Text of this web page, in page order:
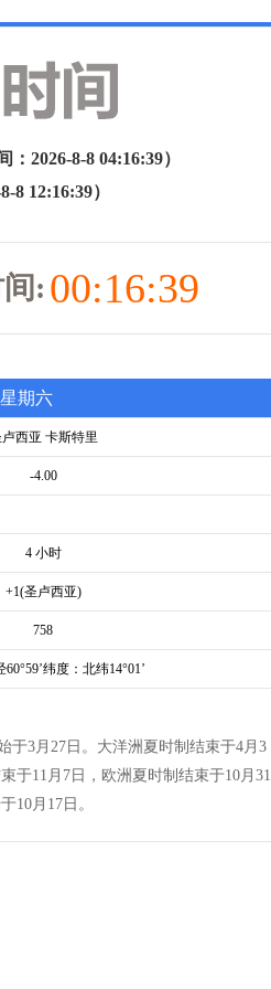
2026-8-8 04:16:39）
8 12:16:39）
: 00:16:39
期六
西亚 卡斯特里
-4.00
4 小时
+1(圣卢西亚)
758
纬度：北纬14°01’
于3月27日。大洋洲夏时制结束于4月3
于11月7日，欧洲夏时制结束于10月31
10月17日。